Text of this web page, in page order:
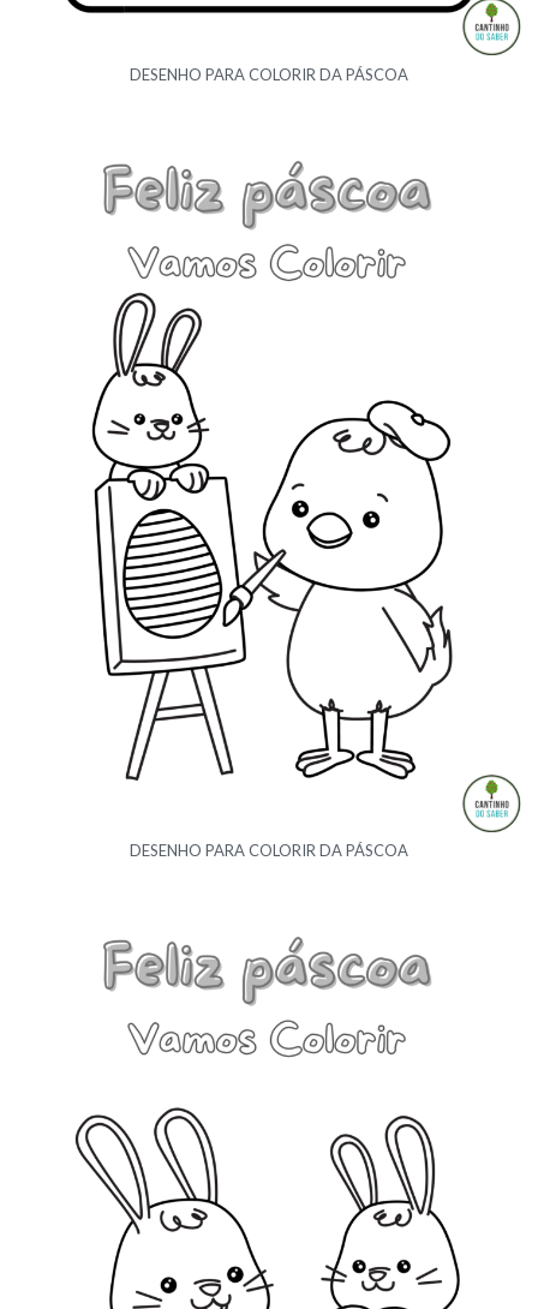
DESENHO PARA COLORIR DA PÁSCOA
DESENHO PARA COLORIR DA PÁSCOA